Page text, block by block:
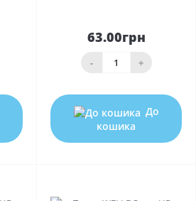
63.00грн
- +
До
кошика